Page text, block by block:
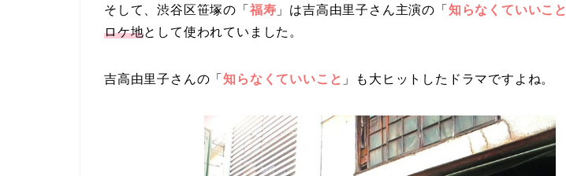
そして、渋谷区笹塚の「 福寿 」は吉高由里子さん主演の「 知らなくていいこと
ロケ地として使われていました。
吉高由里子さんの「知らなくていいこと 」も大ヒットしたドラマですよね。